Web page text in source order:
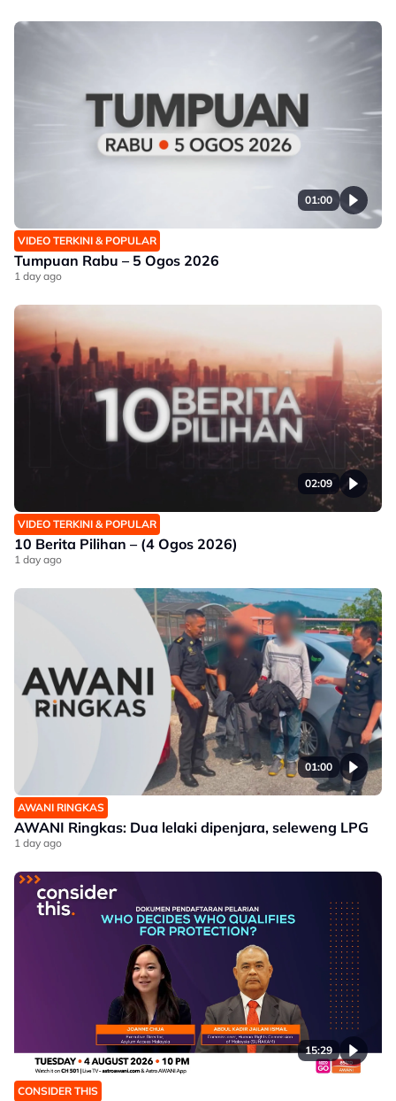
01:00
VIDEO TERKINI & POPULAR
Tumpuan Rabu – 5 Ogos 2026
1 day ago
02:09
VIDEO TERKINI & POPULAR
10 Berita Pilihan – (4 Ogos 2026)
1 day ago
01:00
AWANI RINGKAS
AWANI Ringkas: Dua lelaki dipenjara, seleweng LPG
1 day ago
15:29
CONSIDER THIS